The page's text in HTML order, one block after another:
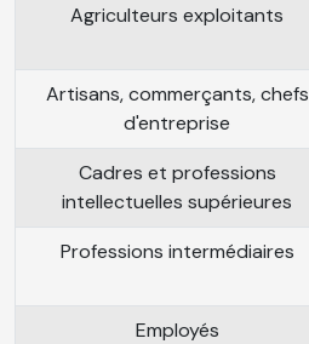
Agriculteurs exploitants
Artisans, commerçants, chefs
d'entreprise
Cadres et professions
intellectuelles supérieures
Professions intermédiaires
Employés